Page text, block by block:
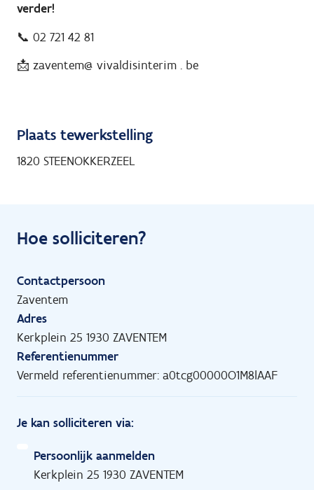
verder!
📞 02 721 42 81
📩 zaventem@ vivaldisinterim . be
Plaats tewerkstelling
1820 STEENOKKERZEEL
Hoe solliciteren?
Contactpersoon
Zaventem
Adres
Kerkplein 25 1930 ZAVENTEM
Referentienummer
Vermeld referentienummer: a0tcg00000O1M8lAAF
Je kan solliciteren via:
Persoonlijk aanmelden
Kerkplein 25 1930 ZAVENTEM